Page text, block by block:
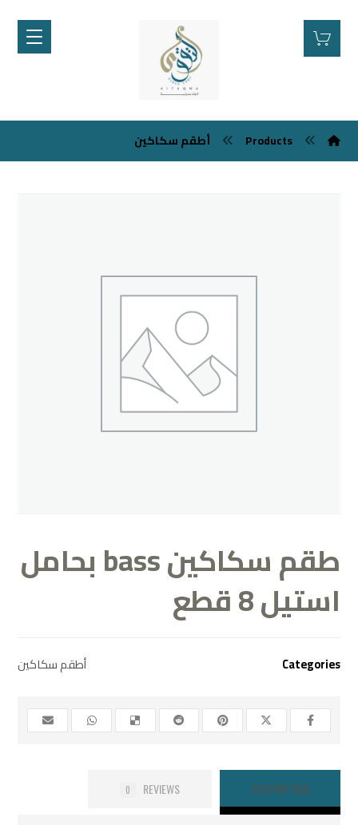
Products أطقم سكاكين
طقم سكاكين bass بحامل
استيل 8 قطع
Categories أطقم سكاكين
DESCRIPTION
REVIEWS
0